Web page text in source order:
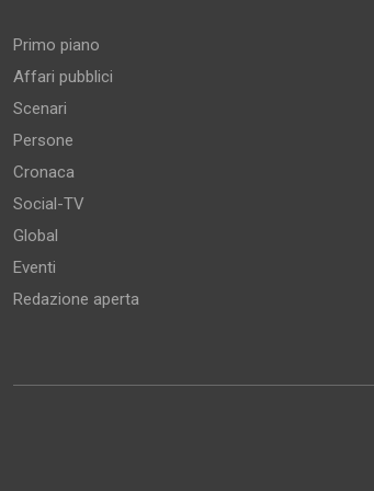
Primo piano
Affari pubblici
Scenari
Persone
Cronaca
Social-TV
Global
Eventi
Redazione aperta